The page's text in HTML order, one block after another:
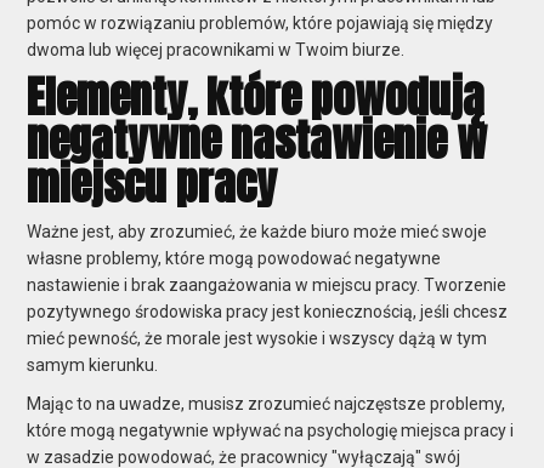
pomóc w rozwiązaniu problemów, które pojawiają się między
dwoma lub więcej pracownikami w Twoim biurze.
Elementy, które powodują
negatywne nastawienie w
miejscu pracy
Ważne jest, aby zrozumieć, że każde biuro może mieć swoje
własne problemy, które mogą powodować negatywne
nastawienie i brak zaangażowania w miejscu pracy. Tworzenie
pozytywnego środowiska pracy jest koniecznością, jeśli chcesz
mieć pewność, że morale jest wysokie i wszyscy dążą w tym
samym kierunku.
Mając to na uwadze, musisz zrozumieć najczęstsze problemy,
które mogą negatywnie wpływać na psychologię miejsca pracy i
w zasadzie powodować, że pracownicy "wyłączają" swój